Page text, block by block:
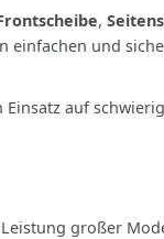
,
einfachen und
Einsatz auf
großer